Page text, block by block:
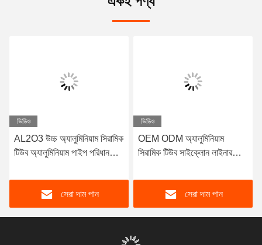
ভিডিও
AL2O3 উচ্চ অ্যালুমিনিয়াম সিরামিক
টিউব অ্যালুমিনিয়াম পাইপ পরিধান
সেরা দাম পান
ভিডিও
OEM ODM অ্যালুমিনিয়াম
সিরামিক টিউব সাইক্লোন লাইনার
সেরা দাম পান